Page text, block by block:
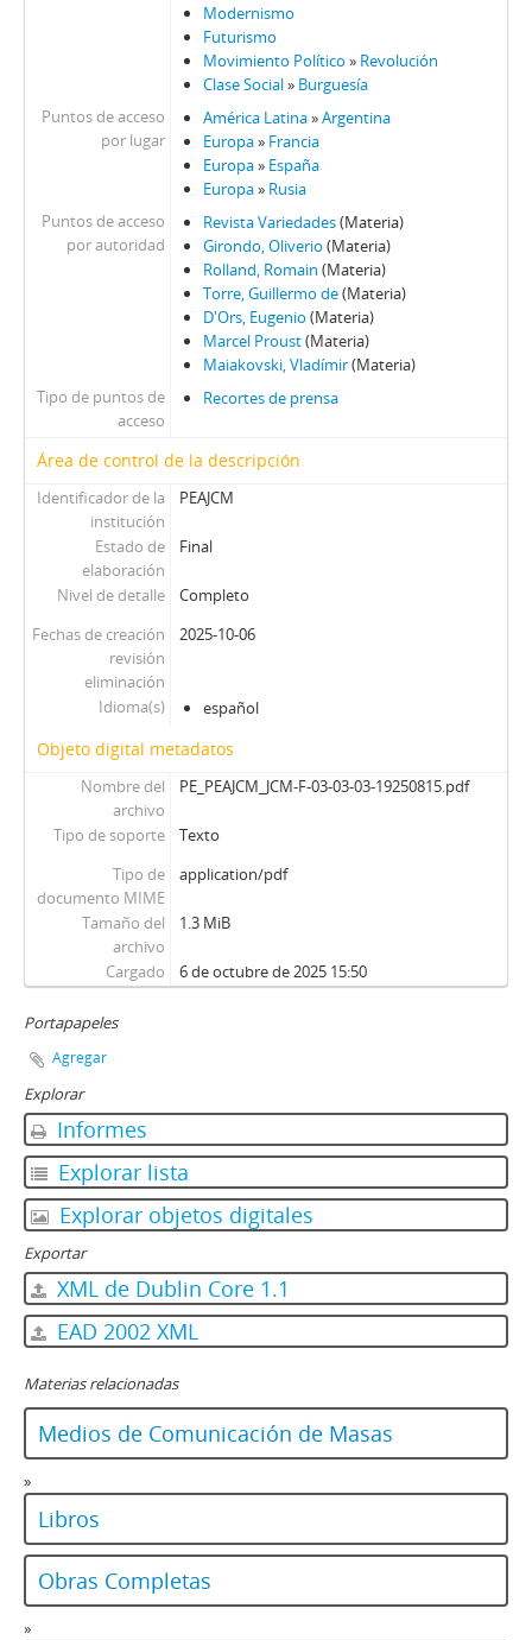
Modernismo
Futurismo
Movimiento Político » Revolución
Clase Social» Burguesía
Puntos de acceso
por lugar
América Latina»Argentina
Europa» Francia
Europa» España
Europa» Rusia
Puntos de acceso
por autoridad
Revista Variedades(Materia)
Girondo, Oliverio (Materia)
Rolland, Romain (Materia)
Torre, Guillermo de(Materia)
D'Ors, Eugenio (Materia)
Marcel Proust(Materia)
Maiakovski, Vladímir(Materia)
Tipo de puntos de
acceso
Recortes de prensa
Área de control de la descripción
Identificador de la
institución
PEAJCM
Estado de
elaboración
Final
Nivel de detalle
Completo
Fechas de creación
revisión
eliminación
2025-10-06
Idioma(s) español
Objeto digital metadatos
Nombre del
archivo
PE_PEAJCM_JCM-F-03-03-03-19250815.pdf
Tipo de soporte
Texto
Tipo de
documento MIME
application/pdf
Tamaño del
archivo
1.3 MiB
Cargado 6 de octubre de 2025 15:50
Portapapeles
Agregar
Explorar
Informes
Explorar lista
Explorar objetos digitales
Exportar
XML de Dublin Core 1.1
EAD 2002 XML
Materias relacionadas
Medios de Comunicación de Masas
»
Libros
Obras Completas
»